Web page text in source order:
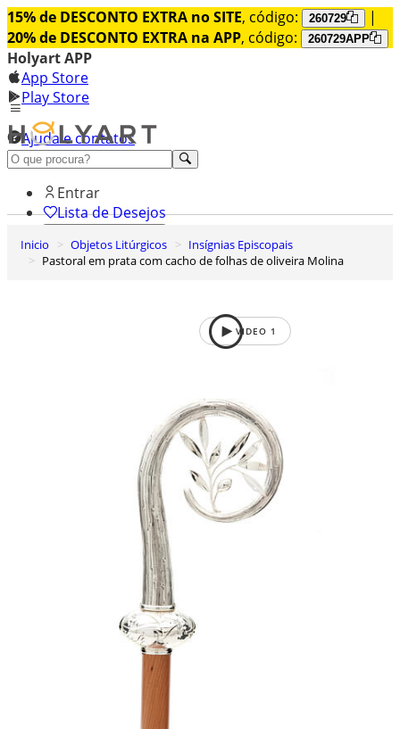
15% de DESCONTO EXTRA no SITE, código: 260729
|
20% de DESCONTO EXTRA na APP, código: 260729APP
Holyart APP
App Store
Play Store
Ajuda e contatos
Conheça premium
Entrar
Lista de Desejos
0
Carrinho de Compras
Inicio Objetos Litúrgicos
Insígnias Episcopais
Pastoral em prata com cacho de folhas de oliveira Molina
VIDEO 1